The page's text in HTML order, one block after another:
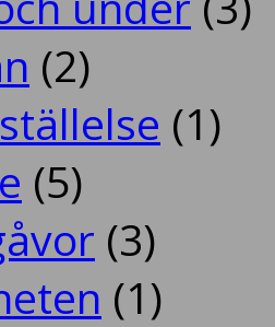
(2)
(1)
(5)
(3)
(1)